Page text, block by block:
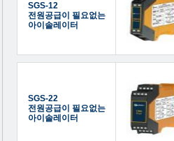
SGS-12
전원공급이 필요없는
아이솔레이터
SGS-22
전원공급이 필요없는
아이솔레이터